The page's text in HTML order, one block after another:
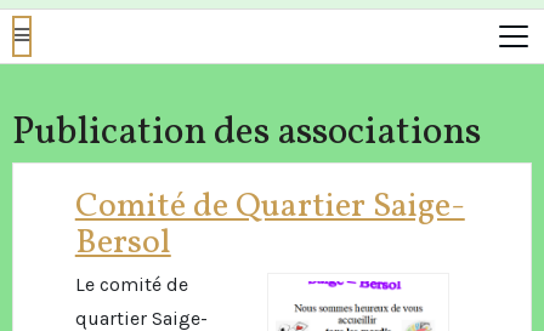
Publication des associations
Comité de Quartier Saige-
Bersol
Le comité de
quartier Saige-